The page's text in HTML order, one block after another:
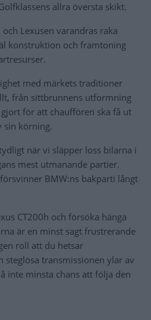
allra översta skikt.
Lexusen varandras raka
konstruktion och framtoning
med märkets traditioner
från sittbrunnens utformning
för att chauffören ska få ut
sin körning.
när vi släpper loss bilarna i
mest utmanande partier.
BMW:ns bakparti långt
CT200h och försöka hänga
är en minst sagt frustrerande
roll att du hetsar
steglösa transmissionen ylar av
inte minsta chans att följa den